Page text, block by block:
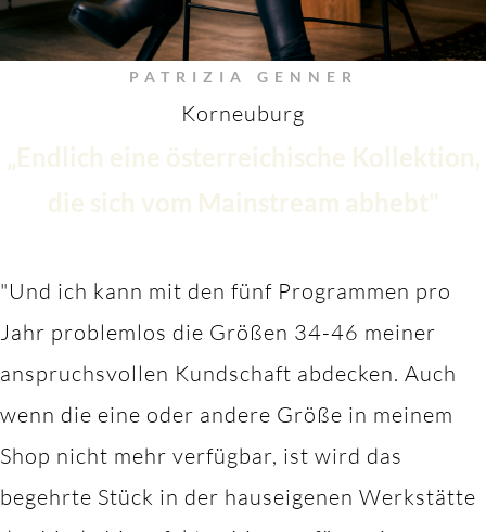
PATRIZIA GENNER
Korneuburg
„Endlich eine österreichische Kollektion,
die sich vom Mainstream abhebt"
"Und ich kann mit den fünf Programmen pro
Jahr problemlos die Größen 34-46 meiner
anspruchsvollen Kundschaft abdecken. Auch
wenn die eine oder andere Größe in meinem
Shop nicht mehr verfügbar, ist wird das
begehrte Stück in der hauseigenen Werkstätte